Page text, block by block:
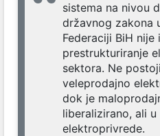
sistema na nivou
državnog zakona
Federaciji BiH nije
prestrukturiranje
sektora. Ne
veleprodajno
dok je
liberalizirano, ali
elektroprivrede.